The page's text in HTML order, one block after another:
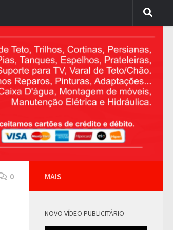
0 MAIS
NOVO VÍDEO PUBLICITÁRIO